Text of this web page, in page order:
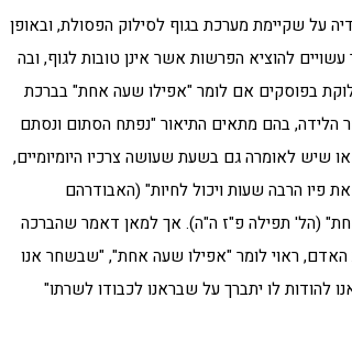
על שקיימת מערכת בגוף לסילוק הפסולת, ובאופן
להוציא הפרשות אשר אינן טובות לגוף, ובה
בפוסקים אם לומר "אפילו שעה אחת" בברכת
הלידה, בהם מתאים התיאור "נפתח הסתום ונסתם
שיש לאומרה גם בשעת שעושה צרכיו היומיומיים,
פיו הרבה שעות ויכול לחיות" (האבודרהם
(הל' תפילה פ"ז ה"ה). אך למאן דאמר שהברכה
ראוי לומר "אפילו שעה אחת", "שבשחר אנו
להודות לו יתברך על שבראנו לכבודו לשרתו"